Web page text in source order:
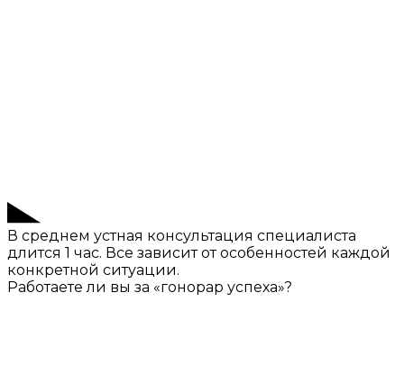
В среднем устная консультация специалиста
длится 1 час. Все зависит от особенностей каждой
конкретной ситуации.
Работаете ли вы за «гонорар успеха»?